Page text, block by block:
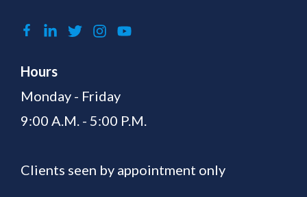
Hours
Monday - Friday
9:00 A.M. - 5:00 P.M.
Clients seen by appointment only